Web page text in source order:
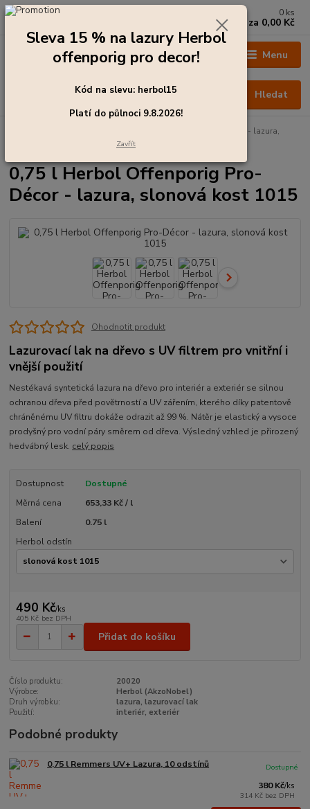
Menu
Hledat
+420 273 136 255
0 ks
za 0,00 Kč
0,75 l Herbol Offenporig Pro-Décor - lazura,
0,75 l Herbol Offenporig Pro-
Décor - lazura, slonová kost 1015
Ohodnotit produkt
Lazurovací lak na dřevo s UV filtrem pro vnitřní i
vnější použití
Nestékavá syntetická lazura na dřevo pro interiér a exteriér se silnou
ochranou dřeva před povětrností a UV zářením, kterého díky patentově
chráněnému UV filtru dokáže odrazit až 99 %. Nátěr je elastický a vysoce
prodyšný pro vodní páry směrem od dřeva. Výsledný vzhled je přirozený
hedvábný lesk. celý popis
Dostupnost
Dostupné
Měrná cena
653,33 Kč / l
Balení
0.75 l
Herbol odstín
490 Kč/ks
405 Kč bez DPH
Přidat do košíku
Číslo produktu:
20020
Výrobce:
Herbol (AkzoNobel)
Druh výrobku:
lazura, lazurovací lak
Použití:
interiér, exteriér
Podobné produkty
0,75 l Remmers UV+ Lazura, 10 odstínů
380 Kč/ks
314 Kč bez DPH
Dostupné
Sleva 15 % na lazury Herbol
offenporig pro decor!
Kód na slevu: herbol15
Platí do půlnoci 9.8.2026!
Zavřít